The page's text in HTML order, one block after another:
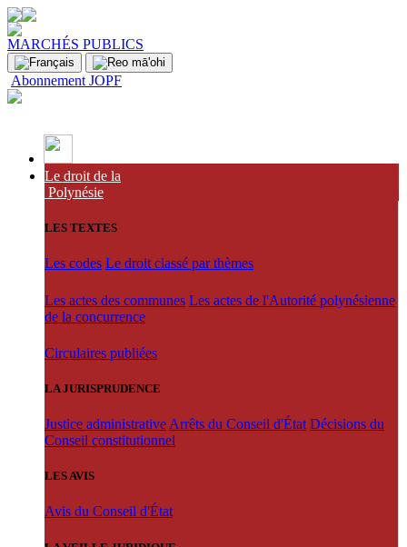
MARCHÉS PUBLICS
Abonnement JOPF
Le droit de la
Polynésie
LES TEXTES
Les codes Le droit classé par thèmes
Les actes des communes Les actes de l'Autorité polynésienne
de la concurrence
Circulaires publiées
LA JURISPRUDENCE
Justice administrative Arrêts du Conseil d'État Décisions du
Conseil constitutionnel
LES AVIS
Avis du Conseil d'État